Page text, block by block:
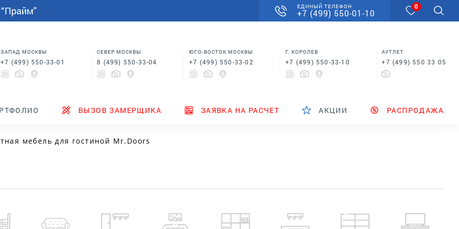
ЕДИНЫЙ ТЕЛЕФОН
+7 (499) 550-01-10
0
ЗАПАД МОСКВЫ
+7 (499) 550-33-01
СЕВЕР МОСКВЫ
8 (499) 550-33-04
ЮГО-ВОСТОК МОСКВЫ
+7 (499) 550-33-02
Г. КОРОЛЕВ
+7 (499) 550-33-10
АУТЛЕТ
+7 (499) 550 33 05
ВЫЗОВ ЗАМЕРЩИКА ЗАЯВКА НА РАСЧЕТ АКЦИИ РАСПРОДАЖА
Шкафы купе в спальню
ТЕНДЕРЫ НОВИНКИ
Кровати для спальни
Столы
мебель для гостиной Mr.Doors